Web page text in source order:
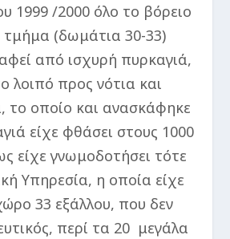
1999 /2000 όλο το βόρειο
(δωμάτια 30-33)
από ισχυρή πυρκαγιά,
λοιπό προς νότια και
το οποίο και ανασκάφηκε
είχε φθάσει στους 1000
είχε γνωμοδοτήσει τότε
Υπηρεσία, η οποία είχε
33 εξάλλου, που δεν
περί τα 20 μεγάλα